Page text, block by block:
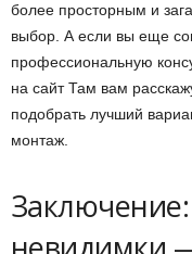
более просторным и
выбор. А если вы еще
профессиональную
на сайт Там вам
подобрать лучший
монтаж.